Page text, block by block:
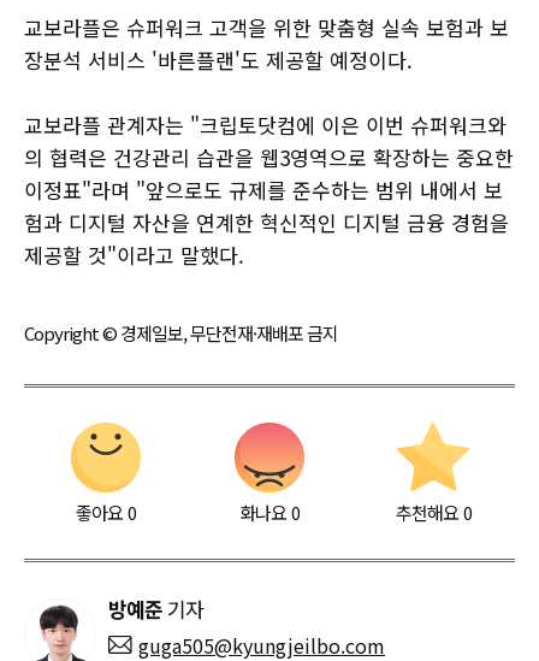
교보라플은 슈퍼워크 고객을 위한 맞춤형 실속 보험과 보
장분석 서비스 '바른플랜'도 제공할 예정이다.
교보라플 관계자는 "크립토닷컴에 이은 이번 슈퍼워크와
의 협력은 건강관리 습관을 웹3영역으로 확장하는 중요한
이정표"라며 "앞으로도 규제를 준수하는 범위 내에서 보
험과 디지털 자산을 연계한 혁신적인 디지털 금융 경험을
제공할 것"이라고 말했다.
Copyright © 경제일보, 무단전재·재배포 금지
좋아요0 화나요0 추천해요 0
방예준 기자
guga505@kyungjeilbo.com